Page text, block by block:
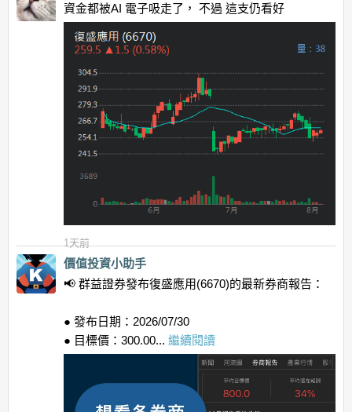
資金都被AI 電子吸走了， 不過 這支仍看好
1天前
價值投資小助手
📢 群益證券發布復盛應用(6670)的最新券商報告：
● 發布日期：2026/07/30
● 目標價：300.00... 繼續閱讀